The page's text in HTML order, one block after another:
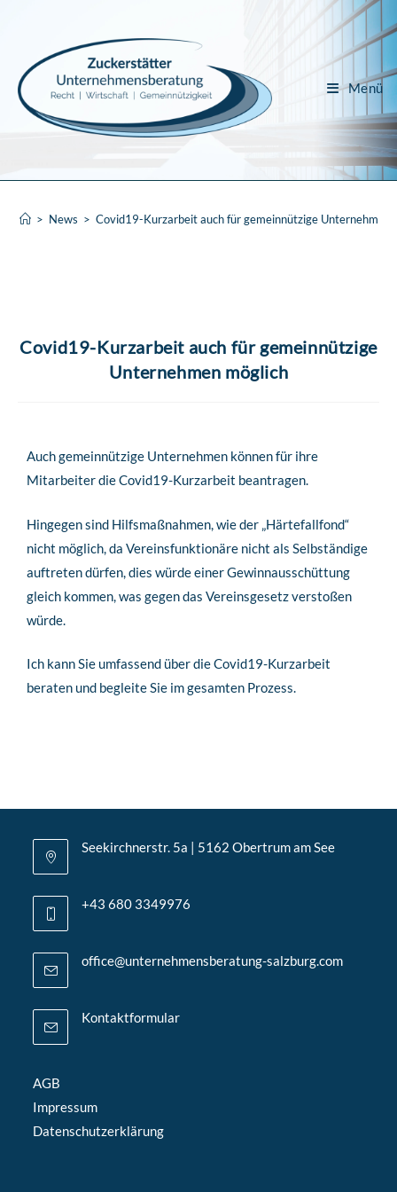
Menü
> News > Covid19-Kurzarbeit auch für gemeinnützige Unternehmen
Covid19-Kurzarbeit auch für gemeinnützige
Unternehmen möglich
Auch gemeinnützige Unternehmen können für ihre
Mitarbeiter die Covid19-Kurzarbeit beantragen.
Hingegen sind Hilfsmaßnahmen, wie der „Härtefallfond“
nicht möglich, da Vereinsfunktionäre nicht als Selbständige
auftreten dürfen, dies würde einer Gewinnausschüttung
gleich kommen, was gegen das Vereinsgesetz verstoßen
würde.
Ich kann Sie umfassend über die Covid19-Kurzarbeit
beraten und begleite Sie im gesamten Prozess.
Seekirchnerstr. 5a | 5162 Obertrum am See
+43 680 3349976
office@unternehmensberatung-salzburg.com
Kontaktformular
AGB
Impressum
Datenschutzerklärung